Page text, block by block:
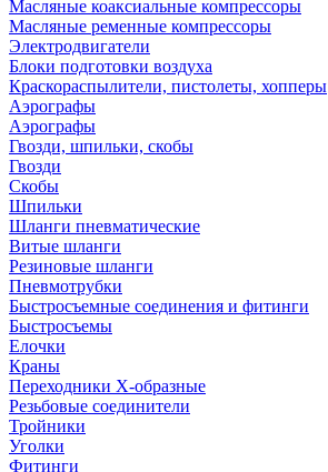
Масляные коаксиальные компрессоры
Масляные ременные компрессоры
Электродвигатели
Блоки подготовки воздуха
Краскораспылители, пистолеты, хопперы
Аэрографы
Аэрографы
Гвозди, шпильки, скобы
Гвозди
Скобы
Шпильки
Шланги пневматические
Витые шланги
Резиновые шланги
Пневмотрубки
Быстросъемные соединения и фитинги
Быстросъемы
Елочки
Краны
Переходники Х-образные
Резьбовые соединители
Тройники
Уголки
Фитинги